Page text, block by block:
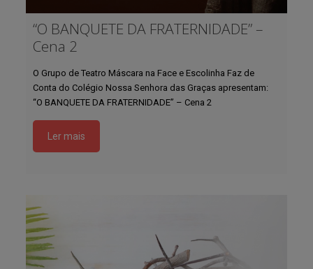
“O BANQUETE DA FRATERNIDADE” –
Cena 2
O Grupo de Teatro Máscara na Face e Escolinha Faz de
Conta do Colégio Nossa Senhora das Graças apresentam:
“O BANQUETE DA FRATERNIDADE” – Cena 2
Ler mais